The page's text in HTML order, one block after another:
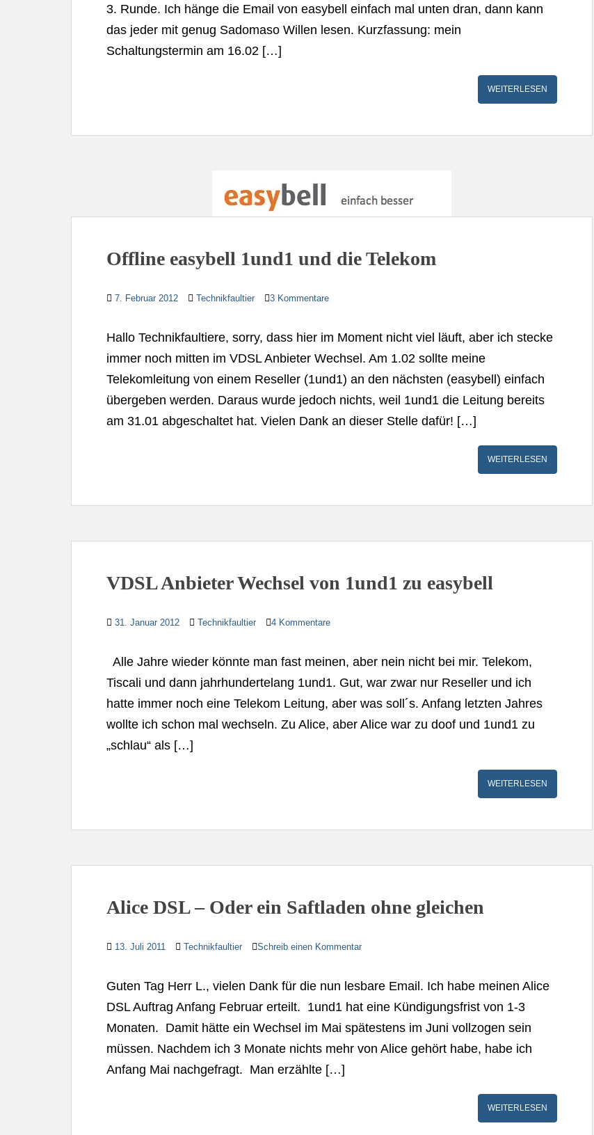
3. Runde. Ich hänge die Email von easybell einfach mal unten dran, dann kann
das jeder mit genug Sadomaso Willen lesen. Kurzfassung: mein
Schaltungstermin am 16.02 […]
WEITERLESEN
Offline easybell 1und1 und die Telekom
7. Februar 2012 Technikfaultier 3 Kommentare
Hallo Technikfaultiere, sorry, dass hier im Moment nicht viel läuft, aber ich stecke
immer noch mitten im VDSL Anbieter Wechsel. Am 1.02 sollte meine
Telekomleitung von einem Reseller (1und1) an den nächsten (easybell) einfach
übergeben werden. Daraus wurde jedoch nichts, weil 1und1 die Leitung bereits
am 31.01 abgeschaltet hat. Vielen Dank an dieser Stelle dafür! […]
WEITERLESEN
VDSL Anbieter Wechsel von 1und1 zu easybell
31. Januar 2012 Technikfaultier 4 Kommentare
Alle Jahre wieder könnte man fast meinen, aber nein nicht bei mir. Telekom,
Tiscali und dann jahrhundertelang 1und1. Gut, war zwar nur Reseller und ich
hatte immer noch eine Telekom Leitung, aber was soll´s. Anfang letzten Jahres
wollte ich schon mal wechseln. Zu Alice, aber Alice war zu doof und 1und1 zu
„schlau“ als […]
WEITERLESEN
Alice DSL – Oder ein Saftladen ohne gleichen
13. Juli 2011 Technikfaultier Schreib einen Kommentar
Guten Tag Herr L., vielen Dank für die nun lesbare Email. Ich habe meinen Alice
DSL Auftrag Anfang Februar erteilt. 1und1 hat eine Kündigungsfrist von 1-3
Monaten. Damit hätte ein Wechsel im Mai spätestens im Juni vollzogen sein
müssen. Nachdem ich 3 Monate nichts mehr von Alice gehört habe, habe ich
Anfang Mai nachgefragt. Man erzählte […]
WEITERLESEN